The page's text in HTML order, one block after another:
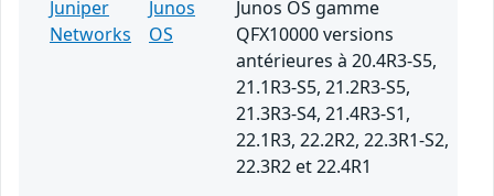
Juniper
Networks
Junos
OS
Junos OS gamme
QFX10000 versions
antérieures à 20.4R3-S5,
21.1R3-S5, 21.2R3-S5,
21.3R3-S4, 21.4R3-S1,
22.1R3, 22.2R2, 22.3R1-S2,
22.3R2 et 22.4R1